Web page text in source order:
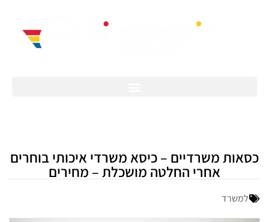
כסאות משרדיים – כיסא משרדי איכותי בוחרים
אחרי החלטה מושכלת – מחירים
למשרד